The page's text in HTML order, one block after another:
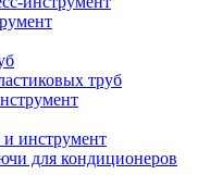
труб
и инструмент
для кондиционеров